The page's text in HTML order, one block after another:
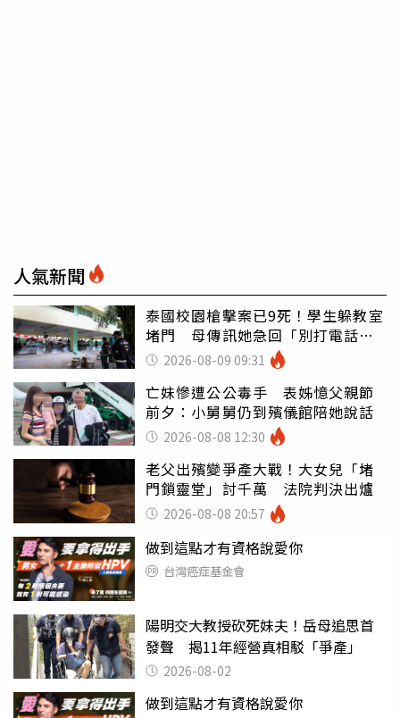
人氣新聞
泰國校園槍擊案已9死！學生躲教室
堵門 母傳訊她急回「別打電話怕
鈴響」
2026-08-09 09:31
亡妹慘遭公公毒手 表姊憶父親節
前夕：小舅舅仍到殯儀館陪她說話
2026-08-08 12:30
老父出殯變爭產大戰！大女兒「堵
門鎖靈堂」討千萬 法院判決出爐
2026-08-08 20:57
做到這點才有資格說愛你
台灣癌症基金會
陽明交大教授砍死妹夫！岳母追思首
發聲 揭11年經營真相駁「爭產」
2026-08-02
做到這點才有資格說愛你